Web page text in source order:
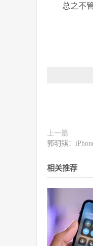
总之不
上一篇
郭明錤：
相关推荐